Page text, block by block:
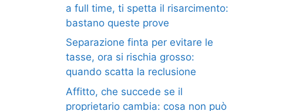
a full time, ti spetta il risarcimento:
bastano queste prove
Separazione finta per evitare le
tasse, ora si rischia grosso:
quando scatta la reclusione
Affitto, che succede se il
proprietario cambia: cosa non può